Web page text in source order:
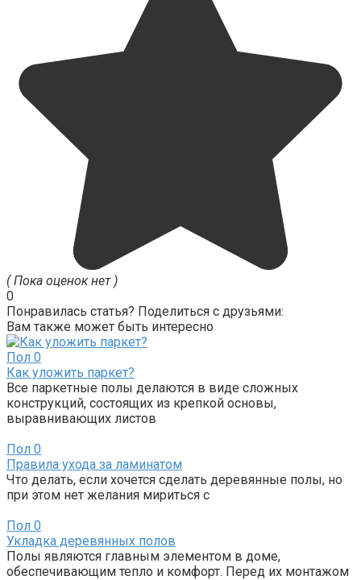
( Пока оценок нет )
0
Понравилась статья? Поделиться с друзьями:
Вам также может быть интересно
Пол 0
Как уложить паркет?
Все паркетные полы делаются в виде сложных
конструкций, состоящих из крепкой основы,
выравнивающих листов
Пол 0
Правила ухода за ламинатом
Что делать, если хочется сделать деревянные полы, но
при этом нет желания мириться с
Пол 0
Укладка деревянных полов
Полы являются главным элементом в доме,
обеспечивающим тепло и комфорт. Перед их монтажом